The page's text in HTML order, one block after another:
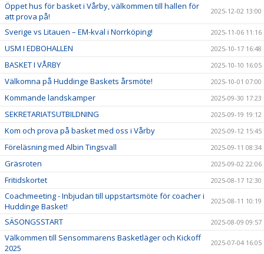
Öppet hus för basket i Vårby, välkommen till hallen för
att prova på!
2025-12-02 13:00
Sverige vs Litauen – EM-kval i Norrköping! 2025-11-06 11:16
USM I EDBOHALLEN 2025-10-17 16:48
BASKET I VÅRBY 2025-10-10 16:05
Välkomna på Huddinge Baskets årsmöte! 2025-10-01 07:00
Kommande landskamper 2025-09-30 17:23
SEKRETARIATSUTBILDNING 2025-09-19 19:12
Kom och prova på basket med oss i Vårby 2025-09-12 15:45
Föreläsning med Albin Tingsvall 2025-09-11 08:34
Gräsroten 2025-09-02 22:06
Fritidskortet 2025-08-17 12:30
Coachmeeting - Inbjudan till uppstartsmöte för coacher i
Huddinge Basket!
2025-08-11 10:19
SÄSONGSSTART 2025-08-09 09:57
Välkommen till Sensommarens Basketläger och Kickoff
2025
2025-07-04 16:05